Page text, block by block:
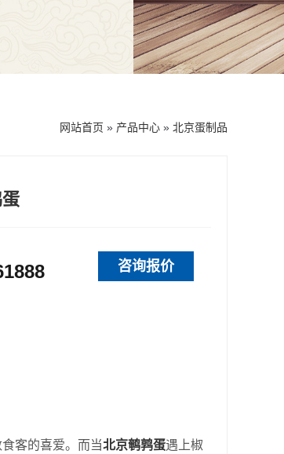
网站首页 » 产品中心 » 北京蛋制品
咨询报价
客的喜爱。而当北京鹌鹑蛋遇上椒